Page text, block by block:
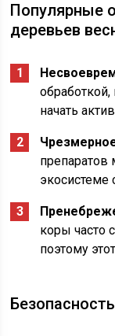
Популярные
деревьев
начать
препаратов
экосистеме
коры часто
поэтому